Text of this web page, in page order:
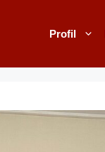
Profil